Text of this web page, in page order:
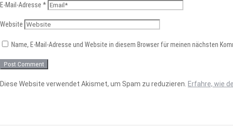
E-Mail-Adresse *
Website
Name, E-Mail-Adresse und Website in diesem Browser für meinen nächsten
Diese Website verwendet Akismet, um Spam zu reduzieren. Erfahre, wie